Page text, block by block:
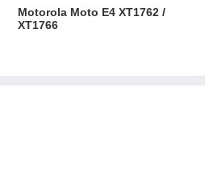
Motorola Moto E4 XT1762 /
XT1766